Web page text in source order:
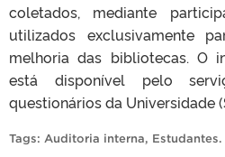
coletados, mediante
utilizados exclusivamente
melhoria das bibliotecas. O
está disponível pelo
questionários da Universidade
Tags: Auditoria interna, Estudantes.